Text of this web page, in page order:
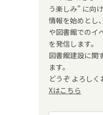
う楽しみ” に向
情報を始めとし
や図書館でのイ
を発信します。
図書館建設に関
ます。
どうぞ よろしく
Xはこちら